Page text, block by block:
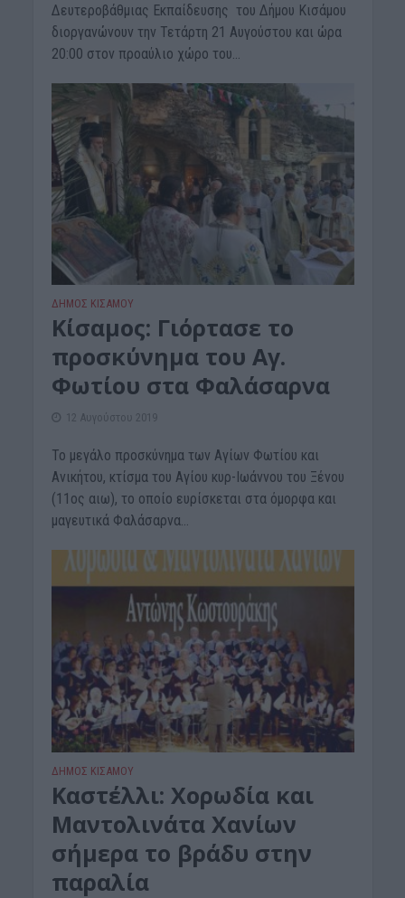
Δευτεροβάθμιας Εκπαίδευσης του Δήμου Κισάμου
διοργανώνουν την Τετάρτη 21 Αυγούστου και ώρα
20:00 στον προαύλιο χώρο του...
ΔΉΜΟΣ ΚΙΣΆΜΟΥ
Κίσαμος: Γιόρτασε το
προσκύνημα του Αγ.
Φωτίου στα Φαλάσαρνα
12 Αυγούστου 2019
Το μεγάλο προσκύνημα των Αγίων Φωτίου και
Ανικήτου, κτίσμα του Αγίου κυρ-Ιωάννου του Ξένου
(11ος αιω), το οποίο ευρίσκεται στα όμορφα και
μαγευτικά Φαλάσαρνα...
ΔΉΜΟΣ ΚΙΣΆΜΟΥ
Καστέλλι: Χορωδία και
Μαντολινάτα Χανίων
σήμερα το βράδυ στην
παραλία